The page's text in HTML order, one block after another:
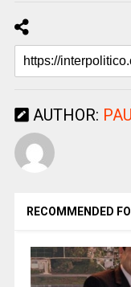
AUTHOR:
RECOMMENDED